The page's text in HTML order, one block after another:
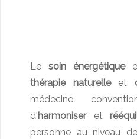
Le soin énergétique
thérapie naturelleet
médecine
d'harmoniseret
personne au niveau